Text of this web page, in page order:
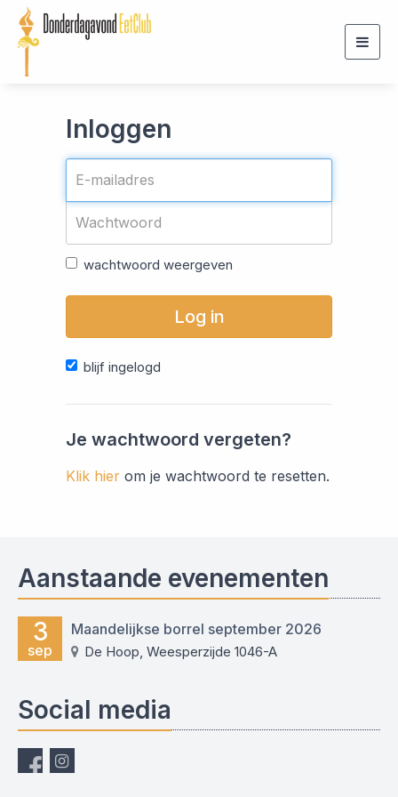
Inloggen
wachtwoord weergeven
Log in
blijf ingelogd
Je wachtwoord vergeten?
Klik hier om je wachtwoord te resetten.
Aanstaande evenementen
3
sep
Maandelijkse borrel september 2026
De Hoop, Weesperzijde 1046-A
Social media